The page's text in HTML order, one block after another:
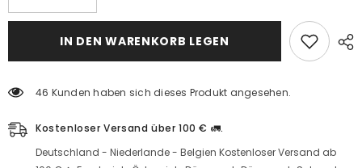
balı
(450g)
azaltın
balı
(450g)
için
miktarı
artırın
IN DEN WARENKORB LEGEN
46 Kunden haben sich dieses Produkt angesehen.
Kostenloser Versand über 100 € 🚛.
Deutschland - Niederlande - Belgien Kostenloser Versand ab